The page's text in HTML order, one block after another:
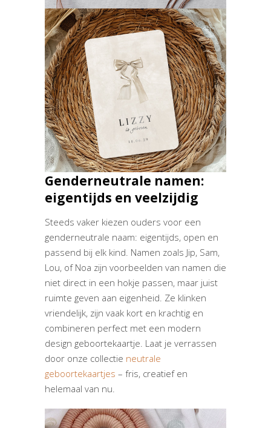
Genderneutrale namen:
eigentijds en veelzijdig
Steeds vaker kiezen ouders voor een
genderneutrale naam: eigentijds, open en
passend bij elk kind. Namen zoals Jip, Sam,
Lou, of Noa zijn voorbeelden van namen die
niet direct in een hokje passen, maar juist
ruimte geven aan eigenheid. Ze klinken
vriendelijk, zijn vaak kort en krachtig en
combineren perfect met een modern
design geboortekaartje. Laat je verrassen
door onze collectie neutrale
geboortekaartjes – fris, creatief en
helemaal van nu.